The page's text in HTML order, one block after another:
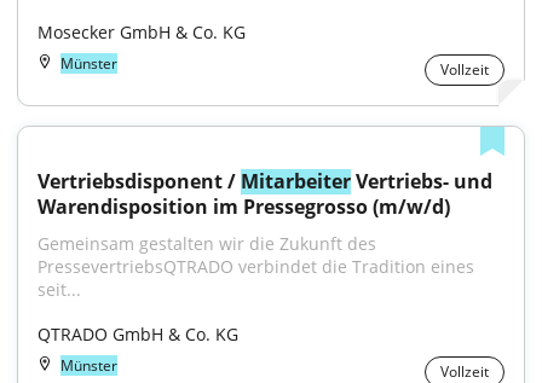
Mosecker GmbH & Co. KG
Münster Vollzeit
Vertriebsdisponent / Mitarbeiter Vertriebs- und
Warendisposition im Pressegrosso (m/w/d)
Gemeinsam gestalten wir die Zukunft des
PressevertriebsQTRADO verbindet die Tradition eines
seit...
QTRADO GmbH & Co. KG
Münster Vollzeit